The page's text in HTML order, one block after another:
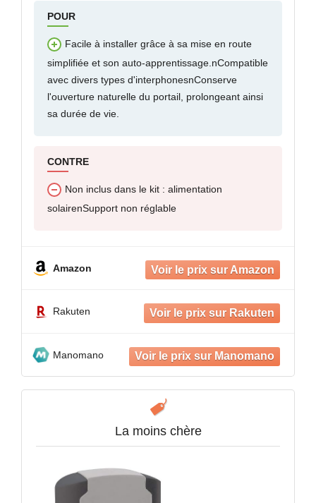
POUR
Facile à installer grâce à sa mise en route
simplifiée et son auto-apprentissage.nCompatible
avec divers types d'interphonesnConserve
l'ouverture naturelle du portail, prolongeant ainsi
sa durée de vie.
CONTRE
Non inclus dans le kit : alimentation
solairenSupport non réglable
Amazon
Rakuten
Manomano
La moins chère